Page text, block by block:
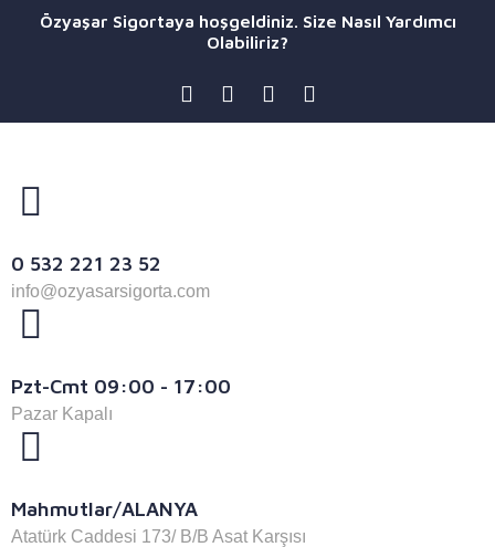
Özyaşar Sigortaya hoşgeldiniz. Size Nasıl Yardımcı
Olabiliriz?
0 532 221 23 52
info@ozyasarsigorta.com
Pzt-Cmt 09:00 - 17:00
Pazar Kapalı
Mahmutlar/ALANYA
Atatürk Caddesi 173/ B/B Asat Karşısı